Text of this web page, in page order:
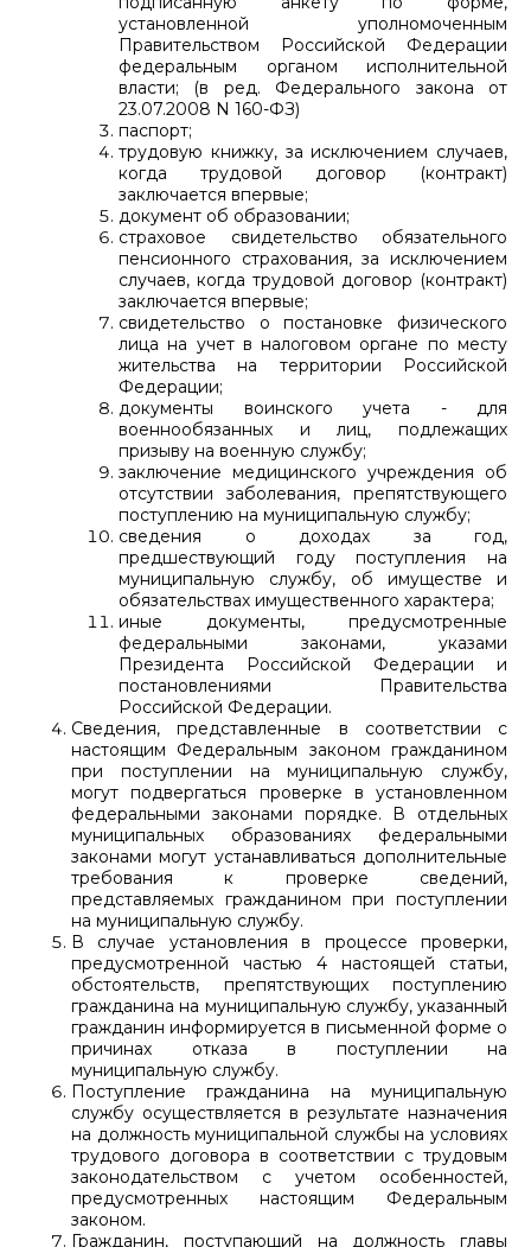
установленной уполномоченным
Правительством Российской Федерации
федеральным органом исполнительной
власти; (в ред. Федерального закона от
23.07.2008 N 160-ФЗ)
паспорт;
трудовую книжку, за исключением случаев,
когда трудовой договор (контракт)
заключается впервые;
документ об образовании;
страховое свидетельство обязательного
пенсионного страхования, за исключением
случаев, когда трудовой договор (контракт)
заключается впервые;
свидетельство о постановке физического
лица на учет в налоговом органе по месту
жительства на территории Российской
Федерации;
документы воинского учета - для
военнообязанных и лиц, подлежащих
призыву на военную службу;
заключение медицинского учреждения об
отсутствии заболевания, препятствующего
поступлению на муниципальную службу;
сведения о доходах за год,
предшествующий году поступления на
муниципальную службу, об имуществе и
обязательствах имущественного характера;
иные документы, предусмотренные
федеральными законами, указами
Президента Российской Федерации и
постановлениями Правительства
Российской Федерации.
Сведения, представленные в соответствии с
настоящим Федеральным законом гражданином
при поступлении на муниципальную службу,
могут подвергаться проверке в установленном
федеральными законами порядке. В отдельных
муниципальных образованиях федеральными
законами могут устанавливаться дополнительные
требования к проверке сведений,
представляемых гражданином при поступлении
на муниципальную службу.
В случае установления в процессе проверки,
предусмотренной частью 4 настоящей статьи,
обстоятельств, препятствующих поступлению
гражданина на муниципальную службу, указанный
гражданин информируется в письменной форме о
причинах отказа в поступлении на
муниципальную службу.
Поступление гражданина на муниципальную
службу осуществляется в результате назначения
на должность муниципальной службы на условиях
трудового договора в соответствии с трудовым
законодательством с учетом особенностей,
предусмотренных настоящим Федеральным
законом.
Гражданин, поступающий на должность главы